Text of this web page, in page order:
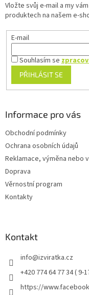
Vložte svůj e-mail a my
produktech na našem e-
E-mail
Souhlasím se
PŘIHLÁSIT SE
Informace pro vás
Obchodní podmínky
Ochrana osobních údajů
Reklamace, výměna nebo
Doprava
Věrnostní program
Kontakty
Kontakt
info@izviratka.cz
+420 774 64 77 34 ( 9-
https://